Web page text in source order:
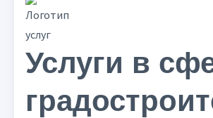
Услуги в